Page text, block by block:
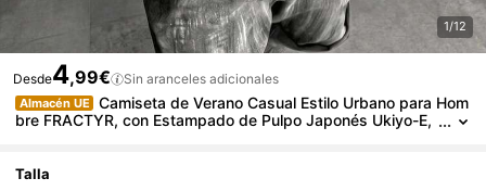
1/12
Desde4,99€ Sin aranceles adicionales
Almacén UE
Camiseta de Verano Casual Estilo Urbano para Hom
bre FRACTYR, con Estampado de Pulpo Japonés Ukiyo-E,
Talla